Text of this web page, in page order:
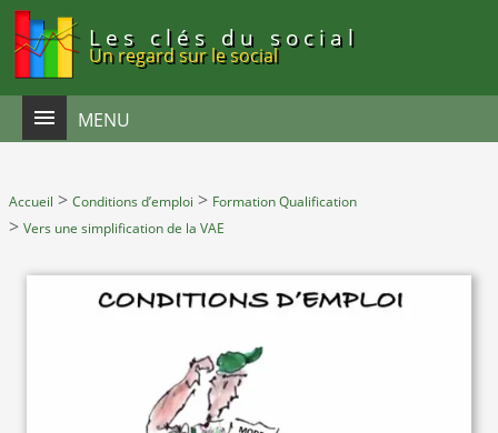
Les clés du social
Un regard sur le social
MENU
Accueil > Conditions d’emploi > Formation Qualification
> Vers une simplification de la VAE
Panneau de gestion des cookies